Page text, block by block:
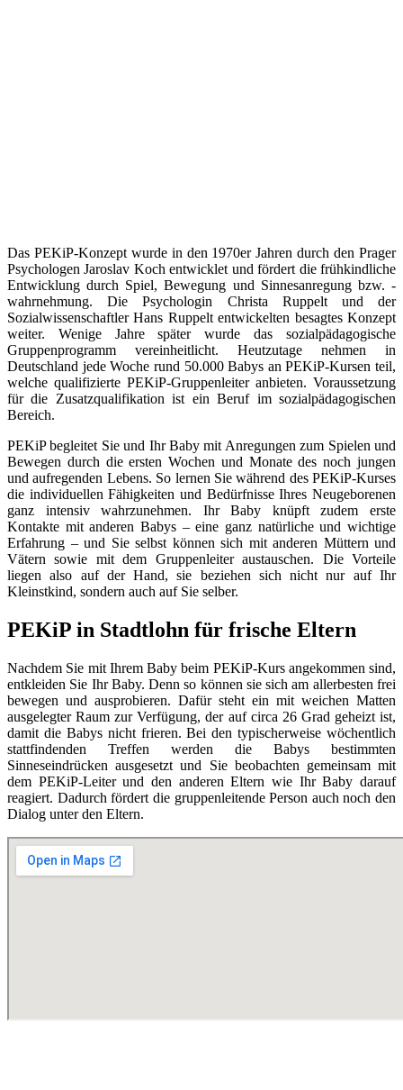
Das PEKiP-Konzept wurde in den 1970er Jahren durch den Prager
Psychologen Jaroslav Koch entwicklet und fördert die frühkindliche
Entwicklung durch Spiel, Bewegung und Sinnesanregung bzw. -
wahrnehmung. Die Psychologin Christa Ruppelt und der
Sozialwissenschaftler Hans Ruppelt entwickelten besagtes Konzept
weiter. Wenige Jahre später wurde das sozialpädagogische
Gruppenprogramm vereinheitlicht. Heutzutage nehmen in
Deutschland jede Woche rund 50.000 Babys an PEKiP-Kursen teil,
welche qualifizierte PEKiP-Gruppenleiter anbieten. Voraussetzung
für die Zusatzqualifikation ist ein Beruf im sozialpädagogischen
Bereich.
PEKiP begleitet Sie und Ihr Baby mit Anregungen zum Spielen und
Bewegen durch die ersten Wochen und Monate des noch jungen
und aufregenden Lebens. So lernen Sie während des PEKiP-Kurses
die individuellen Fähigkeiten und Bedürfnisse Ihres Neugeborenen
ganz intensiv wahrzunehmen. Ihr Baby knüpft zudem erste
Kontakte mit anderen Babys – eine ganz natürliche und wichtige
Erfahrung – und Sie selbst können sich mit anderen Müttern und
Vätern sowie mit dem Gruppenleiter austauschen. Die Vorteile
liegen also auf der Hand, sie beziehen sich nicht nur auf Ihr
Kleinstkind, sondern auch auf Sie selber.
PEKiP in Stadtlohn für frische Eltern
Nachdem Sie mit Ihrem Baby beim PEKiP-Kurs angekommen sind,
entkleiden Sie Ihr Baby. Denn so können sie sich am allerbesten frei
bewegen und ausprobieren. Dafür steht ein mit weichen Matten
ausgelegter Raum zur Verfügung, der auf circa 26 Grad geheizt ist,
damit die Babys nicht frieren. Bei den typischerweise wöchentlich
stattfindenden Treffen werden die Babys bestimmten
Sinneseindrücken ausgesetzt und Sie beobachten gemeinsam mit
dem PEKiP-Leiter und den anderen Eltern wie Ihr Baby darauf
reagiert. Dadurch fördert die gruppenleitende Person auch noch den
Dialog unter den Eltern.